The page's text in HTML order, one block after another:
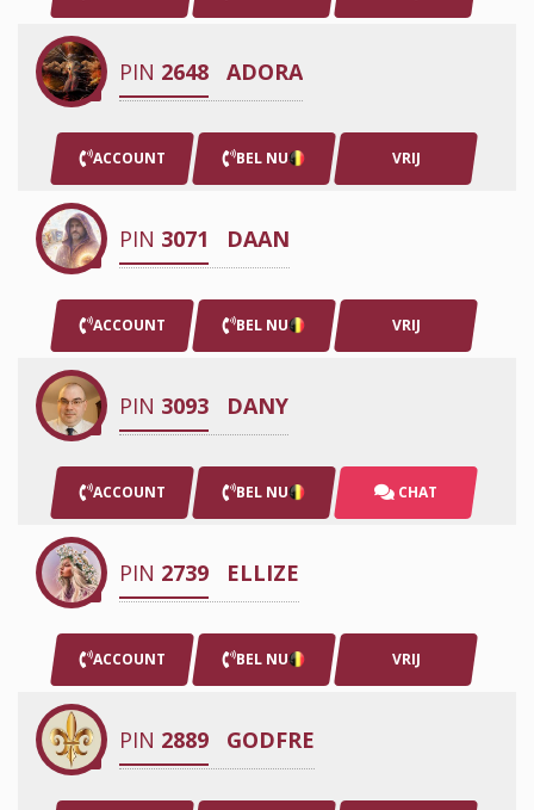
PIN 2648 ADORA
ACCOUNT BEL NU VRIJ
PIN 3071 DAAN
ACCOUNT BEL NU VRIJ
PIN 3093 DANY
ACCOUNT BEL NU CHAT
PIN 2739 ELLIZE
ACCOUNT BEL NU VRIJ
PIN 2889 GODFRE